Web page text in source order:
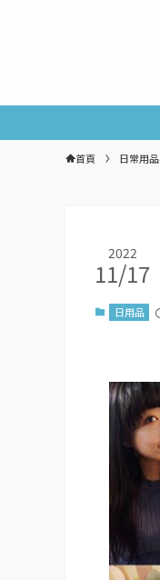
首頁 日常用
2022
11/17
日用品